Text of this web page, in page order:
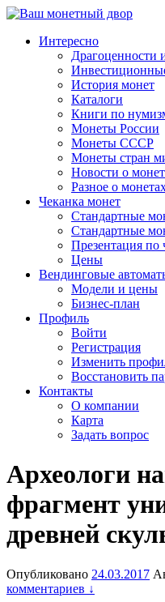
↓
основному
содержимому
Интересно
Драгоценности
История монет
Каталоги
Книги по
Монеты России
Монеты СССР
Монеты стран
Новости о
Разное о
Чеканка монет
Стандартные
Стандартные
Презентация по
Цены
Вендинговые
Модели и цены
Бизнес-план
Профиль
Войти
Регистрация
Изменить
Восстановить
Контакты
О компании
Карта
Задать вопрос
Археологи
фрагмент
древней
Опубликовано 24.03.2017
комментариев ↓